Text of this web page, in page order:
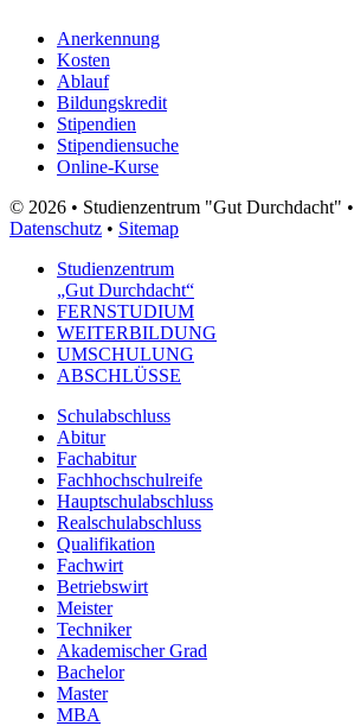
Anerkennung
Kosten
Ablauf
Bildungskredit
Stipendien
Stipendiensuche
Online-Kurse
© 2026 • Studienzentrum "Gut Durchdacht" •
Datenschutz • Sitemap
Studienzentrum
„Gut Durchdacht“
FERNSTUDIUM
WEITERBILDUNG
UMSCHULUNG
ABSCHLÜSSE
Schulabschluss
Abitur
Fachabitur
Fachhochschulreife
Hauptschulabschluss
Realschulabschluss
Qualifikation
Fachwirt
Betriebswirt
Meister
Techniker
Akademischer Grad
Bachelor
Master
MBA